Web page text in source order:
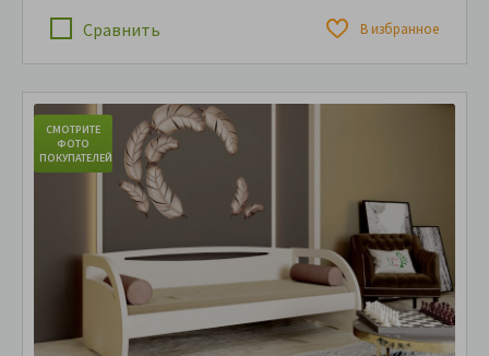
Сравнить В избранное
СМОТРИТЕ
ФОТО
ПОКУПАТЕЛЕЙ